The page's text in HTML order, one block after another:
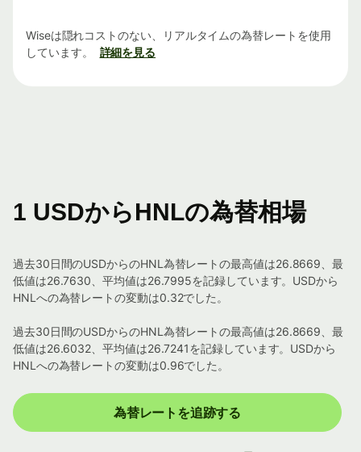
Wiseは隠れコストのない、リアルタイムの為替レートを使用
しています。
詳細を見る
1 USDからHNLの為替相場
過去30日間のUSDからのHNL為替レートの最高値は26.8669、最
低値は26.7630、平均値は26.7995を記録しています。USDから
HNLへの為替レートの変動は0.32でした。
過去30日間のUSDからのHNL為替レートの最高値は26.8669、最
低値は26.6032、平均値は26.7241を記録しています。USDから
HNLへの為替レートの変動は0.96でした。
為替レートを追跡する